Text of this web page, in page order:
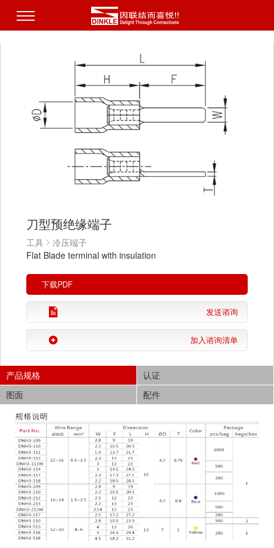
刀型预绝缘端子
工具
冷压端子
Flat Blade terminal with insulation
下载PDF
发送谘询
加入谘询清单
产品规格
认证
图面
配件